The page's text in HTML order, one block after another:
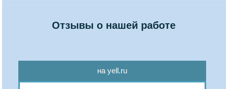
Отзывы о нашей работе
на yell.ru